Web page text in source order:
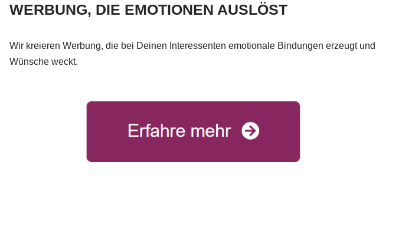
WERBUNG, DIE EMOTIONEN AUSLÖST
Wir kreieren Werbung, die bei Deinen Interessenten emotionale Bindungen erzeugt und
Wünsche weckt.